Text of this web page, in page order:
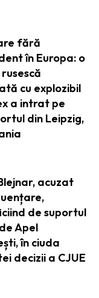
fără
în Europa: o
cu explozibil
a intrat pe
din Leipzig,
acuzat
de suportul
Apel
în ciuda
decizii a CJUE